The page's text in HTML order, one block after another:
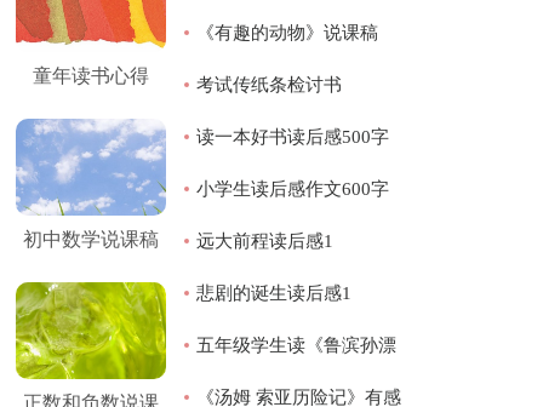
童年读书心得
初中数学说课稿
正数和负数说课
《有趣的动物》说课稿
（通用7篇）
考试传纸条检讨书
读一本好书读后感500字
《妈妈不是我的佣人》读后
感
小学生读后感作文600字
《妈妈不是我的佣人》读后
感
远大前程读后感1
悲剧的诞生读后感1
五年级学生读《鲁滨孙漂
流记》有感
《汤姆 索亚历险记》有感